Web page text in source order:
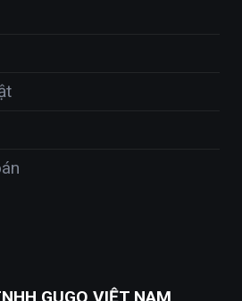
GUGO VIỆT NAM